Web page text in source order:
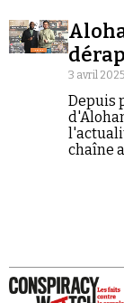
3 avril 2025
Depuis
chaîne